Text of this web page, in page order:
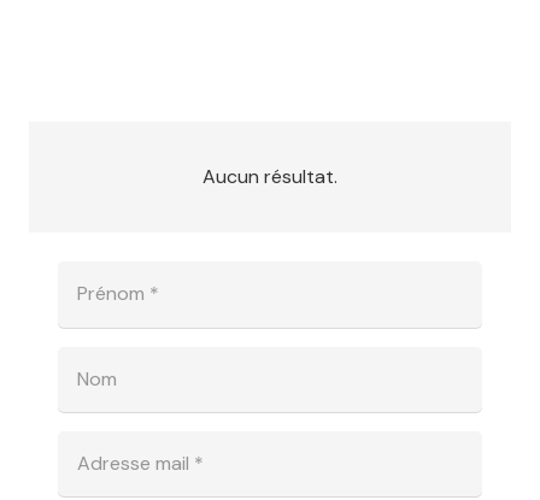
Aucun résultat.